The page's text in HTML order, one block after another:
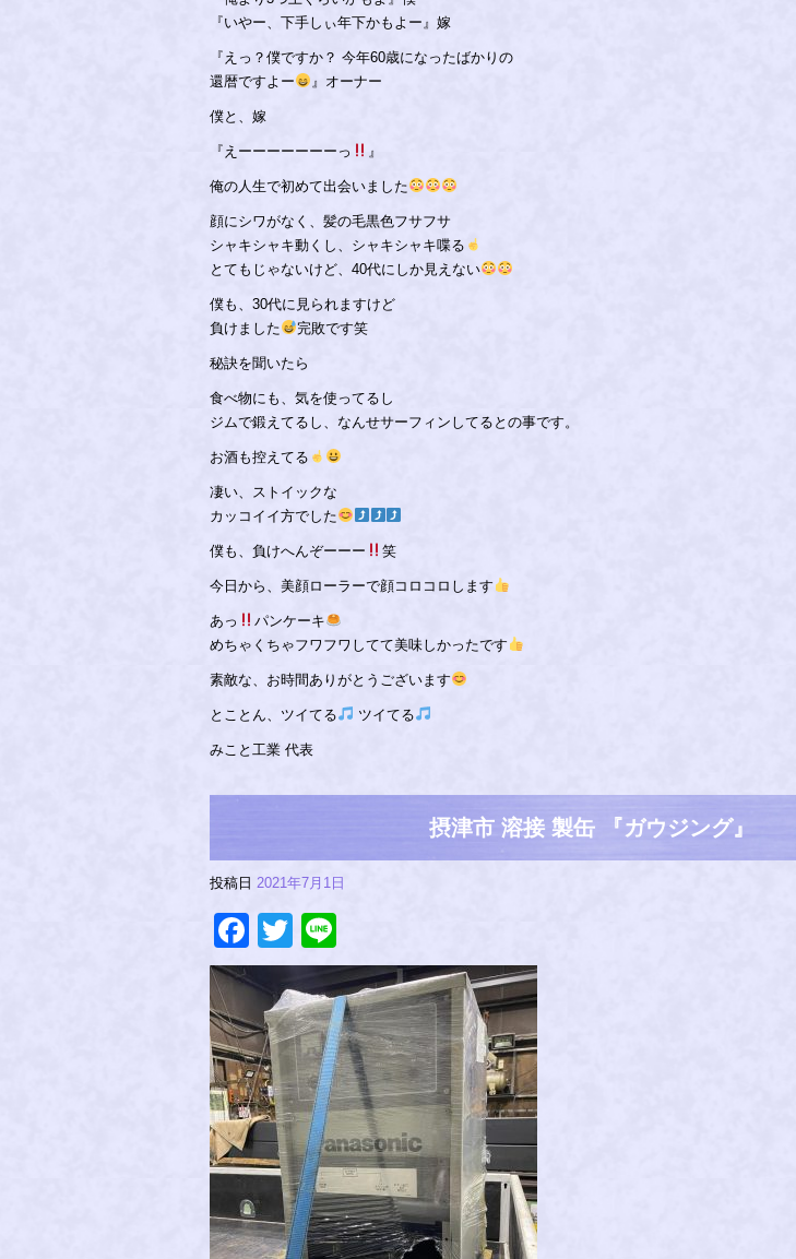
『いやー、下手しぃ年下かもよー』嫁
『えっ？僕ですか？ 今年60歳になったばかりの
還暦ですよー
』オーナー
僕と、嫁
『えーーーーーーーっ 』
俺の人生で初めて出会いました
顔にシワがなく、髪の毛黒色フサフサ
シャキシャキ動くし、シャキシャキ喋る
とてもじゃないけど、40代にしか見えない
僕も、30代に見られますけど
負けました
完敗です笑
秘訣を聞いたら
食べ物にも、気を使ってるし
ジムで鍛えてるし、なんせサーフィンしてるとの事です。
お酒も控えてる
凄い、ストイックな
カッコイイ方でした
僕も、負けへんぞーーー 笑
今日から、美顔ローラーで顔コロコロします
あっ
パンケーキ
めちゃくちゃフワフワしてて美味しかったです
素敵な、お時間ありがとうございます
とことん、ツイてる ツイてる
みこと工業 代表
摂津市 溶接 製缶 『ガウジング』
投稿日 2021年7月1日
Facebook
Twitter